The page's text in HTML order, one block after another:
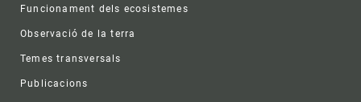
Funcionament dels ecosistemes
Observació de la terra
Temes transversals
Publicacions